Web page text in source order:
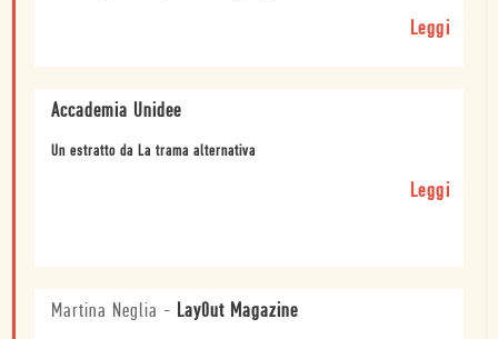
Leggi
Accademia Unidee
Un estratto da La trama alternativa
Leggi
Martina Neglia - Lay0ut Magazine